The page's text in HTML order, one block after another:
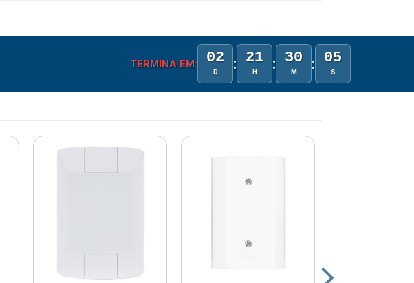
TERMINA EM: 02
D : 21
H : 30
M : 05
S